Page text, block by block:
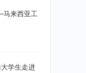
马来西亚工
学生走进